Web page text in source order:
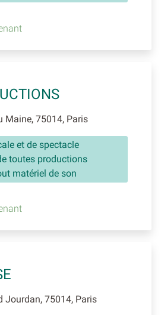
Maine, 75014, Paris
et de spectacle
toutes productions
matériel de son
Jourdan, 75014, Paris